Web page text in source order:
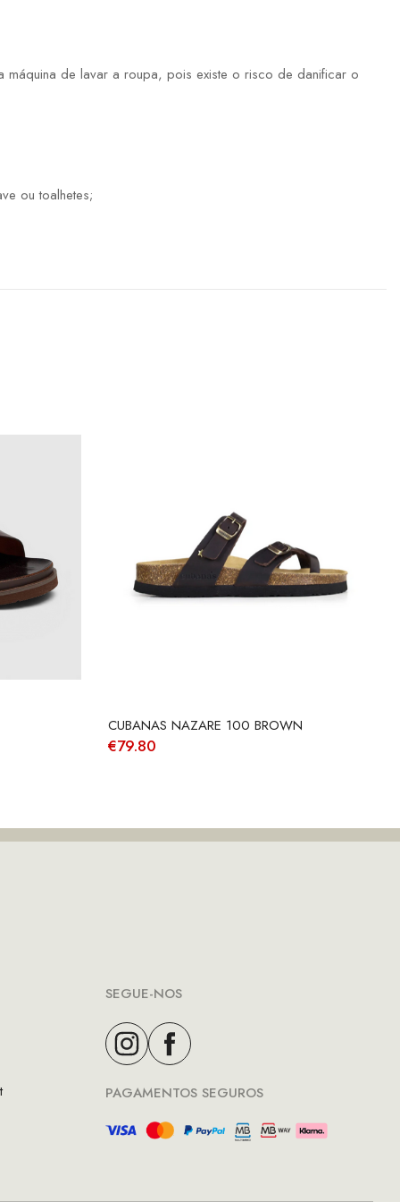
máquina de lavar a roupa, pois existe o risco de danificar o
ou toalhetes;
CUBANAS NAZARE 100 BROWN
€79.80
SEGUE-NOS
PAGAMENTOS SEGUROS